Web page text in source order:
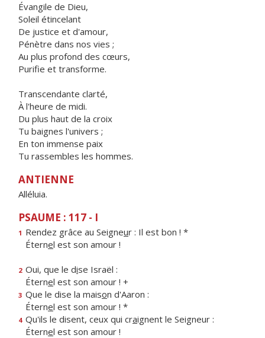
Évangile de Dieu,
Soleil étincelant
De justice et d'amour,
Pénètre dans nos vies ;
Au plus profond des cœurs,
Purifie et transforme.
Transcendante clarté,
À l'heure de midi.
Du plus haut de la croix
Tu baignes l'univers ;
En ton immense paix
Tu rassembles les hommes.
ANTIENNE
Alléluia.
PSAUME : 117 - I
1 Rendez grâce au Seigneur : Il est bon ! *
Éternel est son amour !
2 Oui, que le dise Israël :
Éternel est son amour ! +
3 Que le dise la maison d'Aaron :
Éternel est son amour ! *
4 Qu'ils le disent, ceux qui craignent le Seigneur :
Éternel est son amour !